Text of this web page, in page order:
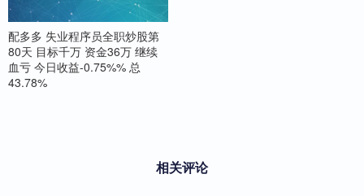
配多多 失业程序员全职炒股第
80天 目标千万 资金36万 继续
血亏 今日收益-0.75%% 总
43.78%
相关评论